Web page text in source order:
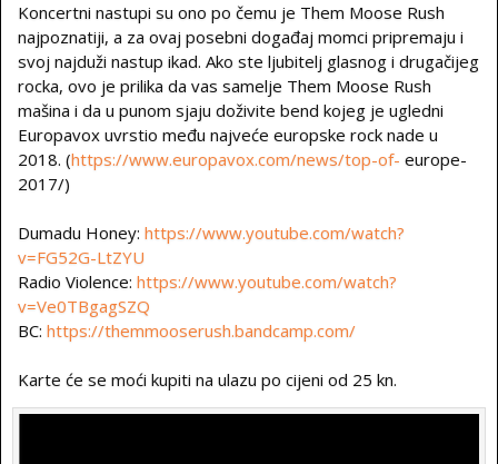
Koncertni nastupi su ono po čemu je Them Moose Rush
najpoznatiji, a za ovaj posebni događaj momci pripremaju i
svoj najduži nastup ikad. Ako ste ljubitelj glasnog i drugačijeg
rocka, ovo je prilika da vas samelje Them Moose Rush
mašina i da u punom sjaju doživite bend kojeg je ugledni
Europavox uvrstio među najveće europske rock nade u
2018. (https://www.europavox.com/news/top-of- europe-
2017/)
Dumadu Honey: https://www.youtube.com/watch?
v=FG52G-LtZYU
Radio Violence: https://www.youtube.com/watch?
v=Ve0TBgagSZQ
BC: https://themmooserush.bandcamp.com/
Karte će se moći kupiti na ulazu po cijeni od 25 kn.